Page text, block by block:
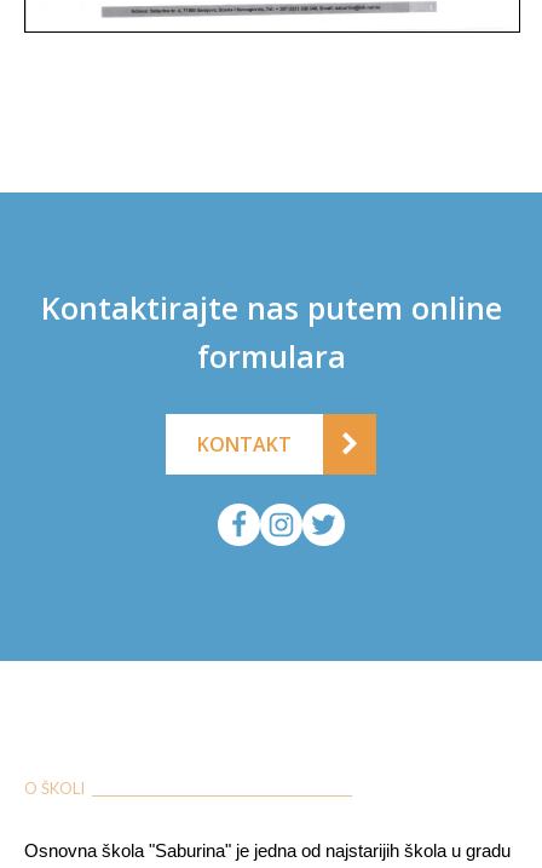
Kontaktirajte nas putem online
formulara
KONTAKT
O ŠKOLI ___________________________________________
Osnovna škola "Saburina" je jedna od najstarijih škola u gradu